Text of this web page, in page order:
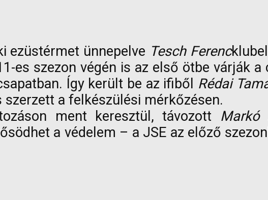
ezüstérmet ünnepelve Tesch Ferenc
es szezon végén is az első ötbe várják
Így került be az ifiből Rédai
a felkészülési mérkőzésen.
ment keresztül, távozott Markó
a védelem – a JSE az előző